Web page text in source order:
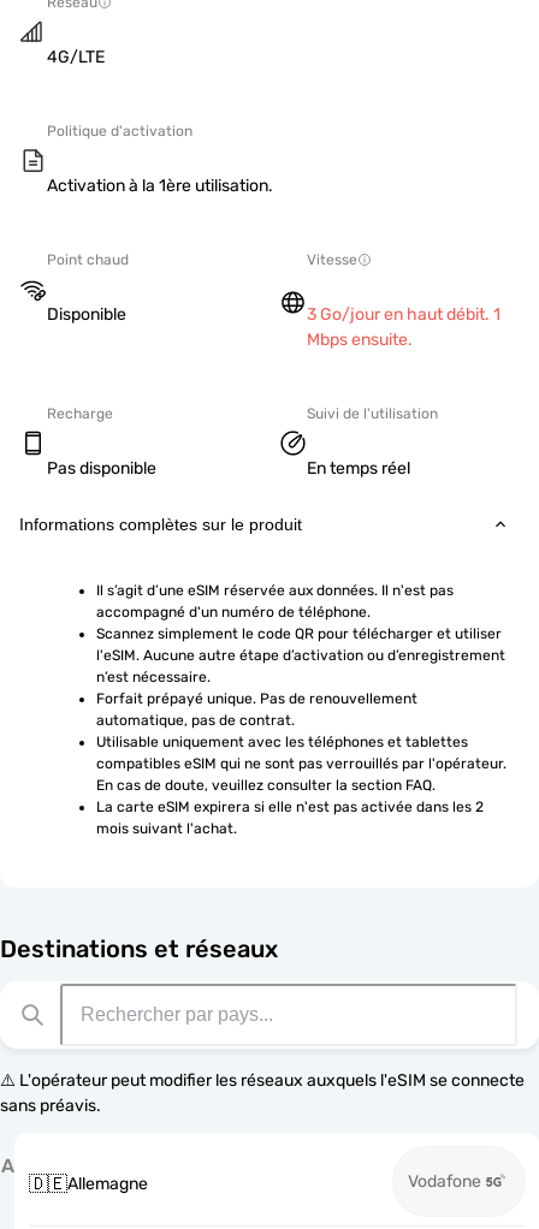
4G/LTE
Politique d'activation
Activation à la 1ère utilisation.
Point chaud
Disponible
Vitesse
3 Go/jour en haut débit. 1
Mbps ensuite.
Recharge
Pas disponible
Suivi de l'utilisation
En temps réel
Informations complètes sur le produit
Il s’agit d’une eSIM réservée aux données. Il n'est pas
accompagné d'un numéro de téléphone.
Scannez simplement le code QR pour télécharger et utiliser
l'eSIM. Aucune autre étape d’activation ou d’enregistrement
n’est nécessaire.
Forfait prépayé unique. Pas de renouvellement
automatique, pas de contrat.
Utilisable uniquement avec les téléphones et tablettes
compatibles eSIM qui ne sont pas verrouillés par l'opérateur.
En cas de doute, veuillez consulter la section FAQ.
La carte eSIM expirera si elle n'est pas activée dans les 2
mois suivant l'achat.
Destinations et réseaux
⚠️ L'opérateur peut modifier les réseaux auxquels l'eSIM se connecte
sans préavis.
A
🇩🇪Allemagne Vodafone